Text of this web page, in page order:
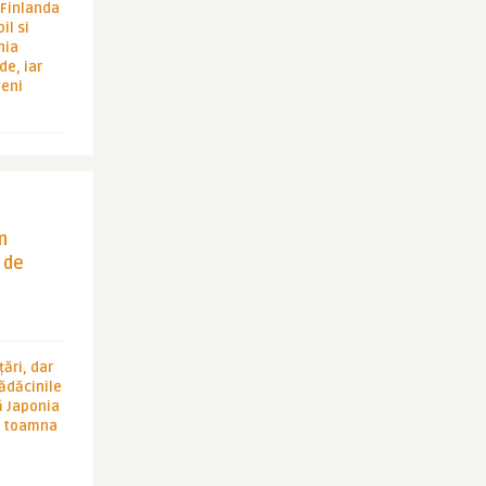
si
iar
dar
toamna